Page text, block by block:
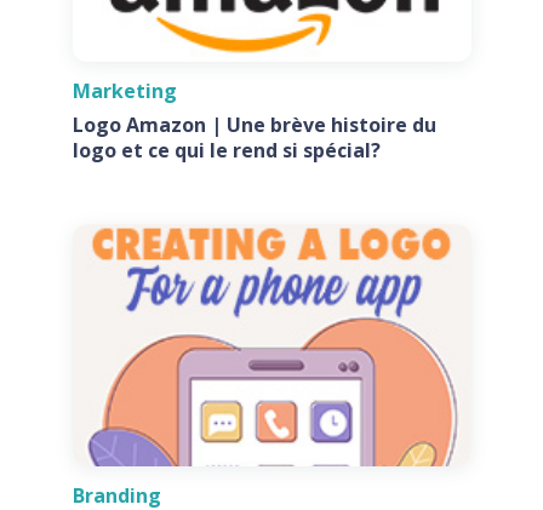
Marketing
Logo Amazon | Une brève histoire du
logo et ce qui le rend si spécial?
Branding